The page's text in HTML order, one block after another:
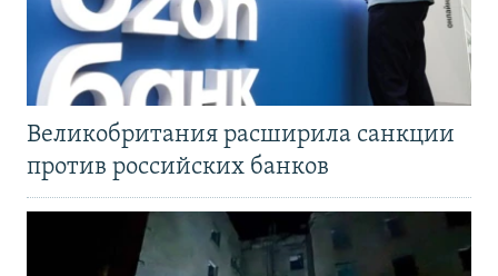
Великобритания расширила санкции
против российских банков